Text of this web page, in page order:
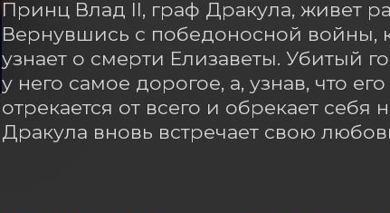
Принц Влад II, граф Дракула, живет
Вернувшись с победоносной войны,
узнает о смерти Елизаветы. Убитый
у него самое дорогое, а, узнав, что
отрекается от всего и обрекает
Дракула вновь встречает свою